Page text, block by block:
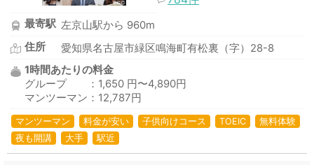
最寄駅 左京山駅から 960m
住所
愛知県名古屋市緑区鳴海町有松裏（字）28-8
1時間あたりの料金
グループ ：1,650 円〜4,890円
マンツーマン：12,787円
マンツーマン 料金が安い 子供向けコース TOEIC
無料体験
夜も開講
大手 駅近